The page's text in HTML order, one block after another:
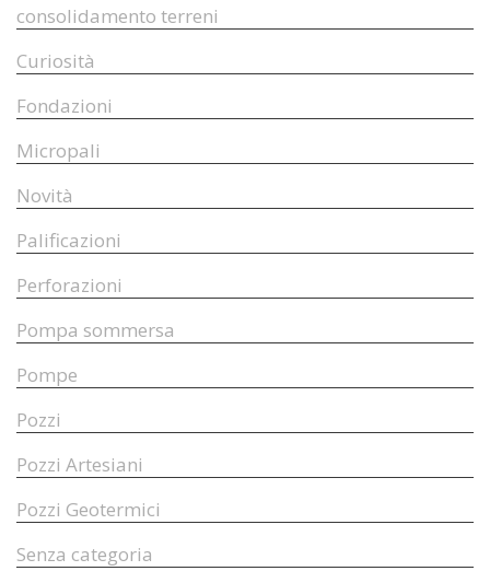
consolidamento terreni
Curiosità
Fondazioni
Micropali
Novità
Palificazioni
Perforazioni
Pompa sommersa
Pompe
Pozzi
Pozzi Artesiani
Pozzi Geotermici
Senza categoria